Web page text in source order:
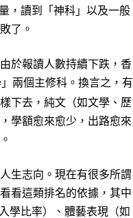
，讀到「神科」以及一般
了。
於報讀人數持續下跌，香
兩個主修科。換言之，有
下去，純文（如文學、歷
學額愈來愈少，出路愈來
生志向。現在有很多所謂
看這類排名的依據，其中
學比率）、體藝表現（如